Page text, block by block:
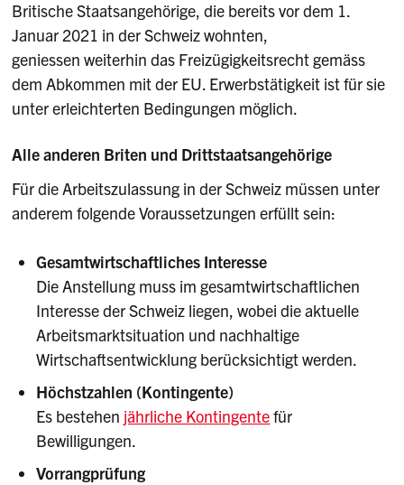
Britische Staatsangehörige, die bereits vor dem 1.
Januar 2021 in der Schweiz wohnten,
geniessen weiterhin das Freizügigkeitsrecht gemäss
dem Abkommen mit der EU. Erwerbstätigkeit ist für sie
unter erleichterten Bedingungen möglich.
Alle anderen Briten und Drittstaatsangehörige
Für die Arbeitszulassung in der Schweiz müssen unter
anderem folgende Voraussetzungen erfüllt sein:
Gesamtwirtschaftliches Interesse
Die Anstellung muss im gesamtwirtschaftlichen
Interesse der Schweiz liegen, wobei die aktuelle
Arbeitsmarktsituation und nachhaltige
Wirtschaftsentwicklung berücksichtigt werden.
Höchstzahlen (Kontingente)
Es bestehen jährliche Kontingentefür
Bewilligungen.
Vorrangprüfung